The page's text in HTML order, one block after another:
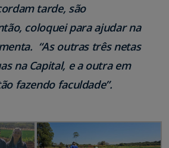
tarde, são
coloquei para ajudar na
“As outras três netas
na Capital, e a outra em
fazendo faculdade”.